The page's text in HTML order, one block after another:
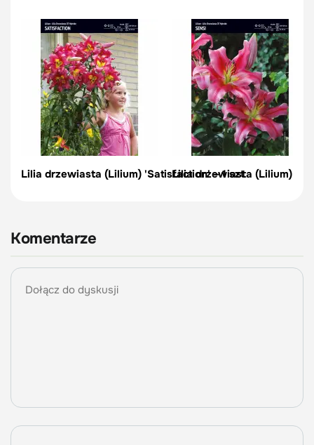
Lilia drzewiasta (Lilium) 'Satisfaction' – 1 szt
Lilia drzewiasta (Lilium)
Komentarze